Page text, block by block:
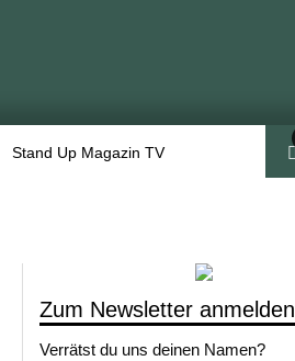
Stand Up Magazin TV
Zum Newsletter anmelden
Verrätst du uns deinen Namen?